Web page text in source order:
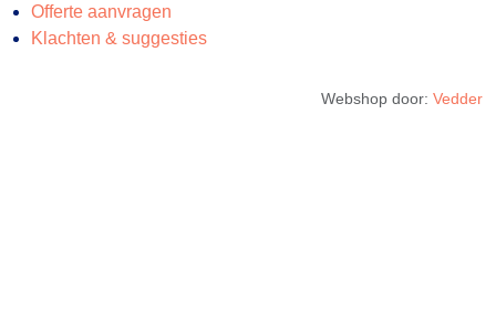
Offerte aanvragen
Klachten & suggesties
Webshop door: Vedder